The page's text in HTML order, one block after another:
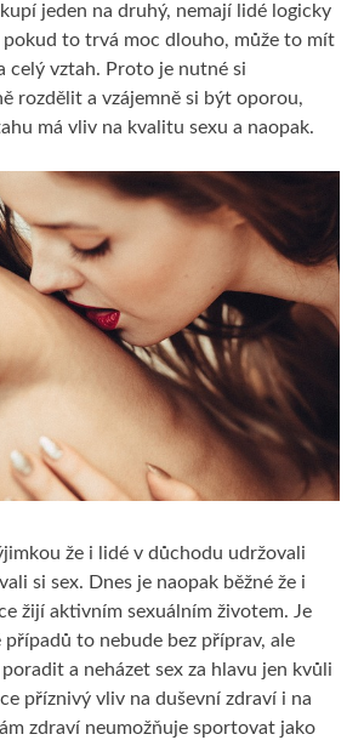
jeden na druhý, nemají lidé logicky
pokud to trvá moc dlouho, může to mít
celý vztah. Proto je nutné si
rozdělit a vzájemně si být oporou,
má vliv na kvalitu sexu a naopak.
že i lidé v důchodu udržovali
si sex. Dnes je naopak běžné že i
žijí aktivním sexuálním životem. Je
případů to nebude bez příprav, ale
a neházet sex za hlavu jen kvůli
příznivý vliv na duševní zdraví i na
zdraví neumožňuje sportovat jako